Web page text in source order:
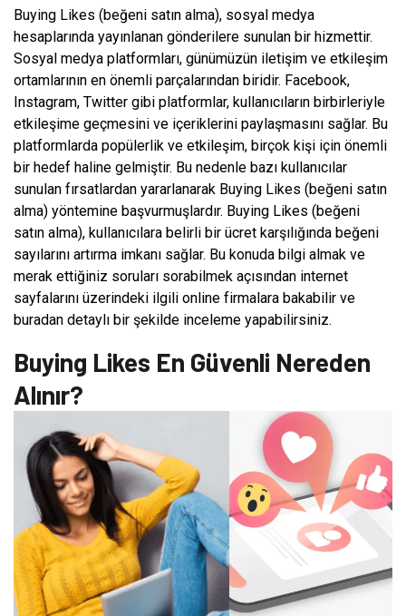
Buying Likes (beğeni satın alma), sosyal medya
hesaplarında yayınlanan gönderilere sunulan bir hizmettir.
Sosyal medya platformları, günümüzün iletişim ve etkileşim
ortamlarının en önemli parçalarından biridir. Facebook,
Instagram, Twitter gibi platformlar, kullanıcıların birbirleriyle
etkileşime geçmesini ve içeriklerini paylaşmasını sağlar. Bu
platformlarda popülerlik ve etkileşim, birçok kişi için önemli
bir hedef haline gelmiştir. Bu nedenle bazı kullanıcılar
sunulan fırsatlardan yararlanarak Buying Likes (beğeni satın
alma) yöntemine başvurmuşlardır. Buying Likes (beğeni
satın alma), kullanıcılara belirli bir ücret karşılığında beğeni
sayılarını artırma imkanı sağlar. Bu konuda bilgi almak ve
merak ettiğiniz soruları sorabilmek açısından internet
sayfalarını üzerindeki ilgili online firmalara bakabilir ve
buradan detaylı bir şekilde inceleme yapabilirsiniz.
Buying Likes En Güvenli Nereden
Alınır?